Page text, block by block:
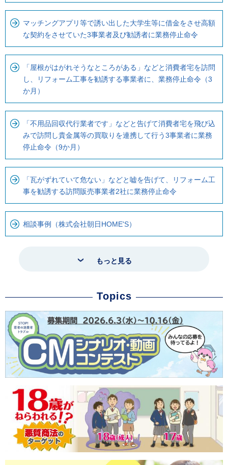
マッチングアプリ等で誘い出した大学生等に借金をさせ高額
な契約をさせていた3事業者及び勧誘者に業務停止命令
「屋根がはがれそうなところがある」などと消費者宅を訪問
し、リフォーム工事を勧誘する事業者に、業務停止命令（3
か月）
「不用品回収代行業者です」などと告げて消費者宅を飛び込
みで訪問し貴金属等の買取りを連携して行う3事業者に業務
停止命令（9か月）
「瓦がずれていて危ない」などと嘘を告げて、リフォーム工
事を勧誘する訪問販売事業者2社に業務停止命令
相談事例（株式会社朝日HOME'S）
もっと見る
Topics